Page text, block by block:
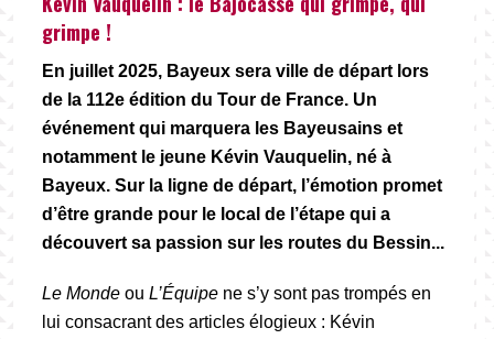
grimpe !
En juillet 2025, Bayeux sera ville de départ lors
de la 112e édition du Tour de France. Un
événement qui marquera les Bayeusains et
notamment le jeune Kévin Vauquelin, né à
Bayeux. Sur la ligne de départ, l’émotion promet
d’être grande pour le local de l’étape qui a
découvert sa passion sur les routes du Bessin...
Le Monde ou L’Équipe ne s’y sont pas trompés en
lui consacrant des articles élogieux : Kévin